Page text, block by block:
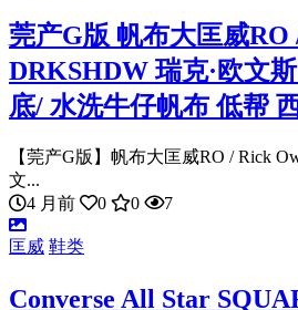
莞产G版 帆布大匡威RO
DRKSHDW 瑞克·欧文
底/ 水洗牛仔帆布 低帮
【莞产G版】帆布大匡威RO / Rick
文...
4 月前
0 0 7
匡威 鞋类
Converse All Star